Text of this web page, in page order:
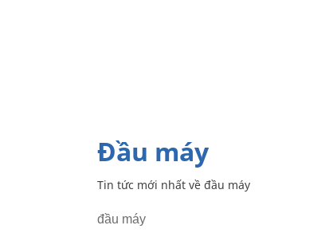
đầu máy
Tin tức mới nhất về đầu máy
đầu máy